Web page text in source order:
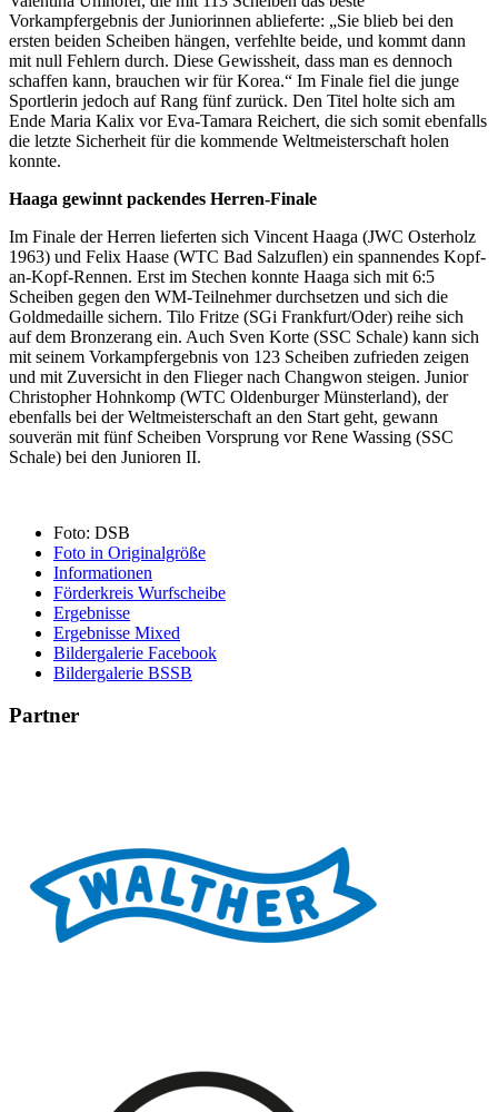
Vorkampfergebnis der Juniorinnen ablieferte: „Sie blieb bei den
ersten beiden Scheiben hängen, verfehlte beide, und kommt dann
mit null Fehlern durch. Diese Gewissheit, dass man es dennoch
schaffen kann, brauchen wir für Korea.“ Im Finale fiel die junge
Sportlerin jedoch auf Rang fünf zurück. Den Titel holte sich am
Ende Maria Kalix vor Eva-Tamara Reichert, die sich somit ebenfalls
die letzte Sicherheit für die kommende Weltmeisterschaft holen
konnte.
Haaga gewinnt packendes Herren-Finale
Im Finale der Herren lieferten sich Vincent Haaga (JWC Osterholz
1963) und Felix Haase (WTC Bad Salzuflen) ein spannendes Kopf-
an-Kopf-Rennen. Erst im Stechen konnte Haaga sich mit 6:5
Scheiben gegen den WM-Teilnehmer durchsetzen und sich die
Goldmedaille sichern. Tilo Fritze (SGi Frankfurt/Oder) reihe sich
auf dem Bronzerang ein. Auch Sven Korte (SSC Schale) kann sich
mit seinem Vorkampfergebnis von 123 Scheiben zufrieden zeigen
und mit Zuversicht in den Flieger nach Changwon steigen. Junior
Christopher Hohnkomp (WTC Oldenburger Münsterland), der
ebenfalls bei der Weltmeisterschaft an den Start geht, gewann
souverän mit fünf Scheiben Vorsprung vor Rene Wassing (SSC
Schale) bei den Junioren II.
Foto: DSB
Foto in Originalgröße
Informationen
Förderkreis Wurfscheibe
Ergebnisse
Ergebnisse Mixed
Bildergalerie Facebook
Bildergalerie BSSB
Partner